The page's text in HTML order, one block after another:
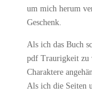
um mich herum
Geschenk.
Als ich das Buch
pdf Traurigkeit zu
Charaktere
Als ich die Seiten